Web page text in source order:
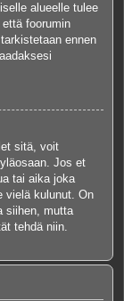
alueelle tulee
foorumin
ennen
sitä, voit
Jos et
tai aika joka
vielä kulunut. On
siihen, mutta
tehdä niin.